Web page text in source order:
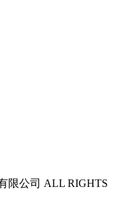
限公司 ALL RIGHTS